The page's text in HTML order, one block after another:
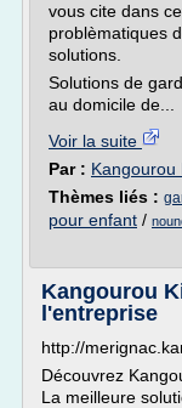
vous cite dans
problèmatiques
solutions.
Solutions de
au domicile de...
Voir la suite
Par : Kangourou
Thèmes liés :
pour enfant /
Kangourou
l'entreprise
http://
Découvrez
La meilleure